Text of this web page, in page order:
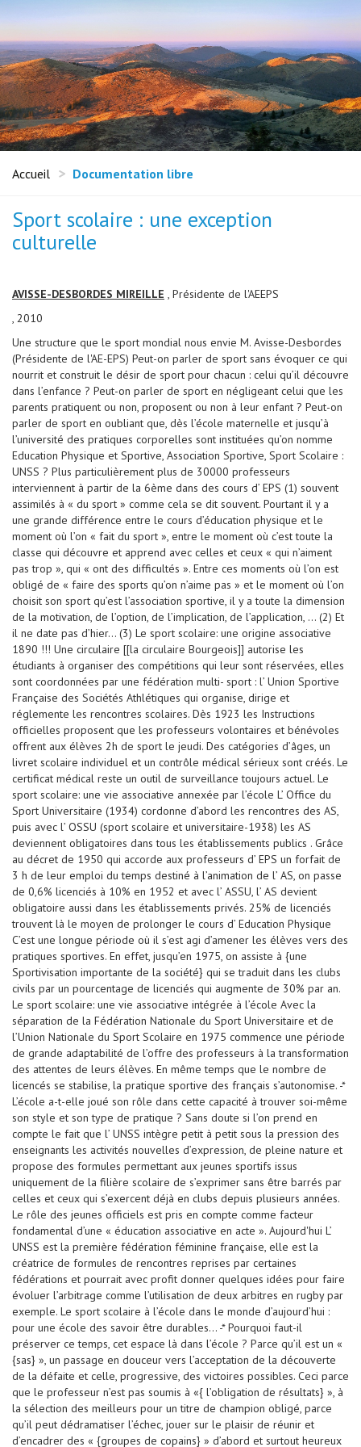
Accueil Documentation libre
Sport scolaire : une exception
culturelle
AVISSE-DESBORDES MIREILLE , Présidente de l'AEEPS
, 2010
Une structure que le sport mondial nous envie M. Avisse-Desbordes
(Présidente de l'AE-EPS) Peut-on parler de sport sans évoquer ce qui
nourrit et construit le désir de sport pour chacun : celui qu’il découvre
dans l’enfance ? Peut-on parler de sport en négligeant celui que les
parents pratiquent ou non, proposent ou non à leur enfant ? Peut-on
parler de sport en oubliant que, dès l’école maternelle et jusqu’à
l’université des pratiques corporelles sont instituées qu’on nomme
Education Physique et Sportive, Association Sportive, Sport Scolaire :
UNSS ? Plus particulièrement plus de 30000 professeurs
interviennent à partir de la 6ème dans des cours d’ EPS (1) souvent
assimilés à « du sport » comme cela se dit souvent. Pourtant il y a
une grande différence entre le cours d’éducation physique et le
moment où l’on « fait du sport », entre le moment où c’est toute la
classe qui découvre et apprend avec celles et ceux « qui n’aiment
pas trop », qui « ont des difficultés ». Entre ces moments où l’on est
obligé de « faire des sports qu’on n’aime pas » et le moment où l’on
choisit son sport qu’est l’association sportive, il y a toute la dimension
de la motivation, de l’option, de l’implication, de l’application, … (2) Et
il ne date pas d’hier… (3) Le sport scolaire: une origine associative
1890 !!! Une circulaire [[la circulaire Bourgeois]] autorise les
étudiants à organiser des compétitions qui leur sont réservées, elles
sont coordonnées par une fédération multi- sport : l’ Union Sportive
Française des Sociétés Athlétiques qui organise, dirige et
réglemente les rencontres scolaires. Dès 1923 les Instructions
officielles proposent que les professeurs volontaires et bénévoles
offrent aux élèves 2h de sport le jeudi. Des catégories d’âges, un
livret scolaire individuel et un contrôle médical sérieux sont créés. Le
certificat médical reste un outil de surveillance toujours actuel. Le
sport scolaire: une vie associative annexée par l’école L’ Office du
Sport Universitaire (1934) cordonne d’abord les rencontres des AS,
puis avec l’ OSSU (sport scolaire et universitaire-1938) les AS
deviennent obligatoires dans tous les établissements publics . Grâce
au décret de 1950 qui accorde aux professeurs d’ EPS un forfait de
3 h de leur emploi du temps destiné à l’animation de l’ AS, on passe
de 0,6% licenciés à 10% en 1952 et avec l’ ASSU, l’ AS devient
obligatoire aussi dans les établissements privés. 25% de licenciés
trouvent là le moyen de prolonger le cours d’ Education Physique
C’est une longue période où il s’est agi d’amener les élèves vers des
pratiques sportives. En effet, jusqu’en 1975, on assiste à {une
Sportivisation importante de la société} qui se traduit dans les clubs
civils par un pourcentage de licenciés qui augmente de 30% par an.
Le sport scolaire: une vie associative intégrée à l’école Avec la
séparation de la Fédération Nationale du Sport Universitaire et de
l’Union Nationale du Sport Scolaire en 1975 commence une période
de grande adaptabilité de l’offre des professeurs à la transformation
des attentes de leurs élèves. En même temps que le nombre de
licencés se stabilise, la pratique sportive des français s’autonomise. -*
L’école a-t-elle joué son rôle dans cette capacité à trouver soi-même
son style et son type de pratique ? Sans doute si l’on prend en
compte le fait que l’ UNSS intègre petit à petit sous la pression des
enseignants les activités nouvelles d’expression, de pleine nature et
propose des formules permettant aux jeunes sportifs issus
uniquement de la filière scolaire de s’exprimer sans être barrés par
celles et ceux qui s’exercent déjà en clubs depuis plusieurs années.
Le rôle des jeunes officiels est pris en compte comme facteur
fondamental d’une « éducation associative en acte ». Aujourd'hui L’
UNSS est la première fédération féminine française, elle est la
créatrice de formules de rencontres reprises par certaines
fédérations et pourrait avec profit donner quelques idées pour faire
évoluer l’arbitrage comme l’utilisation de deux arbitres en rugby par
exemple. Le sport scolaire à l’école dans le monde d’aujourd’hui :
pour une école des savoir être durables… -* Pourquoi faut-il
préserver ce temps, cet espace là dans l’école ? Parce qu’il est un «
{sas} », un passage en douceur vers l’acceptation de la découverte
de la défaite et celle, progressive, des victoires possibles. Ceci parce
que le professeur n’est pas soumis à «{ l’obligation de résultats} », à
la sélection des meilleurs pour un titre de champion obligé, parce
qu’il peut dédramatiser l’échec, jouer sur le plaisir de réunir et
d’encadrer des « {groupes de copains} » d’abord et surtout heureux